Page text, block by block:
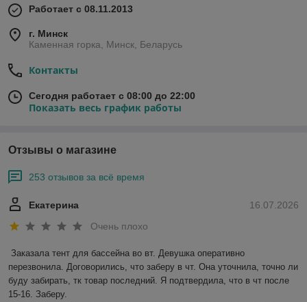
Работает с 08.11.2013
г. Минск
Каменная горка, Минск, Беларусь
Контакты
Сегодня работает с 08:00 до 22:00
Показать весь график работы
Отзывы о магазине
253 отзывов за всё время
16.07.2026
Екатерина
Очень плохо
Заказала тент для бассейна во вт. Девушка оперативно
перезвонила. Договорились, что заберу в чт. Она уточнила, точно ли
буду забирать, тк товар последний. Я подтвердила, что в чт после
15-16. Заберу.